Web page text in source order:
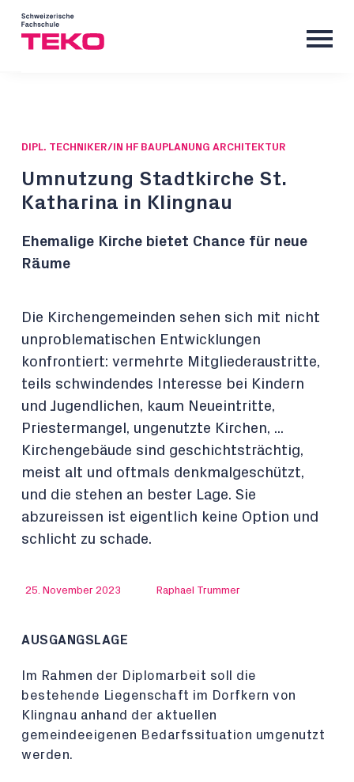
DIPL. TECHNIKER/IN HF BAUPLANUNG ARCHITEKTUR
Umnutzung Stadtkirche St.
Katharina in Klingnau
Ehemalige Kirche bietet Chance für neue
Räume
Die Kirchengemeinden sehen sich mit nicht
unproblematischen Entwicklungen
konfrontiert: vermehrte Mitgliederaustritte,
teils schwindendes Interesse bei Kindern
und Jugendlichen, kaum Neueintritte,
Priestermangel, ungenutzte Kirchen, ...
Kirchengebäude sind geschichtsträchtig,
meist alt und oftmals denkmalgeschützt,
und die stehen an bester Lage. Sie
abzureissen ist eigentlich keine Option und
schlicht zu schade.
25. November 2023 Raphael Trummer
AUSGANGSLAGE
Im Rahmen der Diplomarbeit soll die
bestehende Liegenschaft im Dorfkern von
Klingnau anhand der aktuellen
gemeindeeigenen Bedarfssituation umgenutzt
werden.